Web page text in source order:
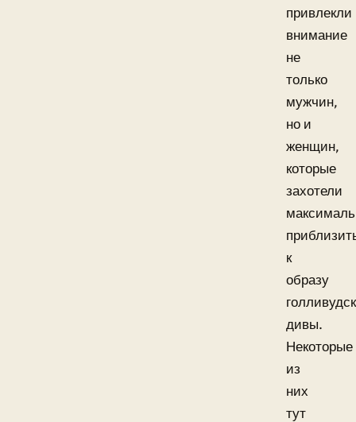
привлекли
внимание
не
только
мужчин,
но и
женщин,
которые
захотели
к
образу
дивы.
Некоторые
из
них
тут